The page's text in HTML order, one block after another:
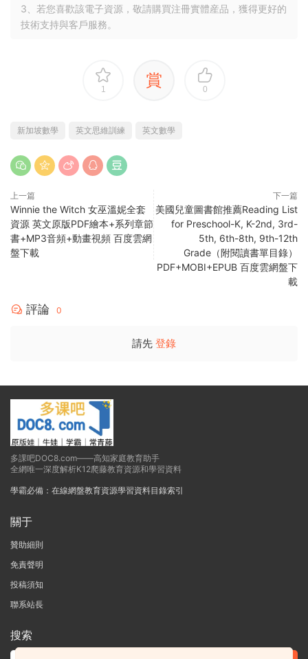
3、若您喜歡該電子資源，敬請購買注冊實體産品，獲得更好的
技術支持與客戶服務。
1 賞 0
新加坡數學 英文思維訓練 英文數學
上一篇
Winnie the Witch 女巫溫妮全套
資源 英文原版PDF繪本+系列章節
書+MP3音頻+動畫視頻 百度雲網
盤下載
下一篇
美國兒童圖書館推薦Reading List
for Preschool-K, K-2nd, 3rd-
5th, 6th-8th, 9th-12th
Grade（附閱讀書單目錄）
PDF+MOBI+EPUB 百度雲網盤下
載
評論 0
請先 登錄
多課吧DOC8.com——高知家庭教育助手
全網唯一深度解析K12爬藤教育資源和學習資料
學霸必備：在線網盤教育資源學習資料目錄索引
關于
贊助細則
免責聲明
投稿須知
聯系站長
搜索